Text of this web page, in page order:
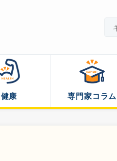
健康 専門家コラム